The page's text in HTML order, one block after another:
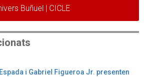
Buñuel | CICLE
i Gabriel Figueroa Jr. presenten